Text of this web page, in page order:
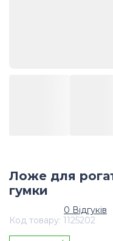
Ложе для
гумки
0 Відгуків
Код товару: 1125202